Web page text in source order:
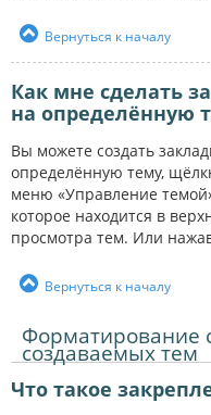
Вернуться к началу
Как мне сделать
на определённую
Вы можете создать
определённую тему,
меню «Управление
которое находится в
просмотра тем. Или
Вернуться к началу
Форматирование
создаваемых тем
Что такое